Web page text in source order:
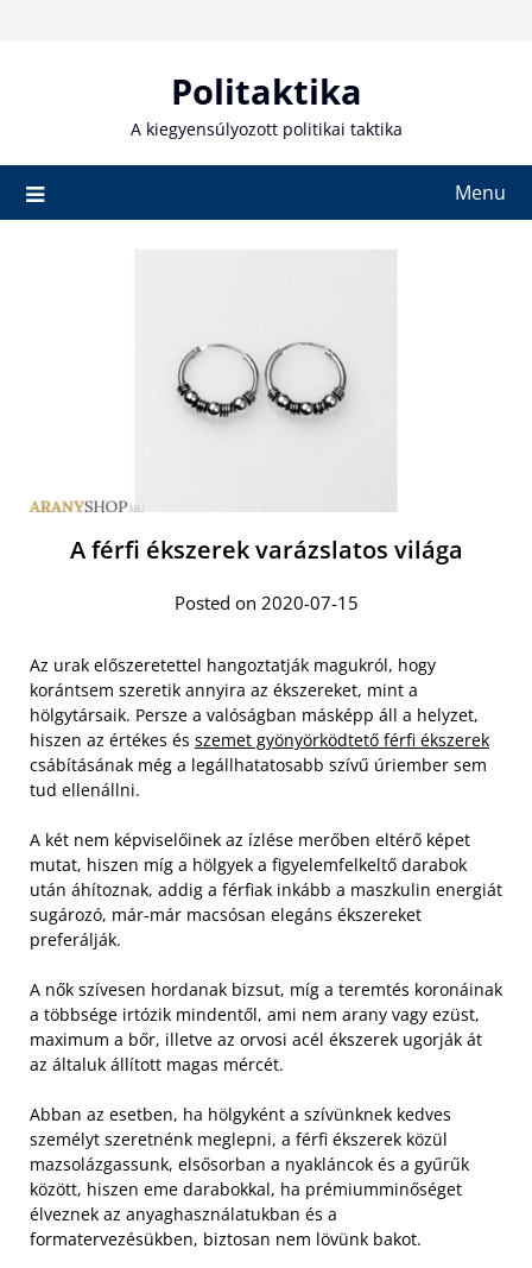
Politaktika
A kiegyensúlyozott politikai taktika
Menu
A férfi ékszerek varázslatos világa
Posted on 2020-07-15
Az urak előszeretettel hangoztatják magukról, hogy
korántsem szeretik annyira az ékszereket, mint a
hölgytársaik. Persze a valóságban másképp áll a helyzet,
hiszen az értékes és szemet gyönyörködtető férfi ékszerek
csábításának még a legállhatatosabb szívű úriember sem
tud ellenállni.
A két nem képviselőinek az ízlése merőben eltérő képet
mutat, hiszen míg a hölgyek a figyelemfelkeltő darabok
után áhítoznak, addig a férfiak inkább a maszkulin energiát
sugározó, már-már macsósan elegáns ékszereket
preferálják.
A nők szívesen hordanak bizsut, míg a teremtés koronáinak
a többsége irtózik mindentől, ami nem arany vagy ezüst,
maximum a bőr, illetve az orvosi acél ékszerek ugorják át
az általuk állított magas mércét.
Abban az esetben, ha hölgyként a szívünknek kedves
személyt szeretnénk meglepni, a férfi ékszerek közül
mazsolázgassunk, elsősorban a nyakláncok és a gyűrűk
között, hiszen eme darabokkal, ha prémiumminőséget
élveznek az anyaghasználatukban és a
formatervezésükben, biztosan nem lövünk bakot.